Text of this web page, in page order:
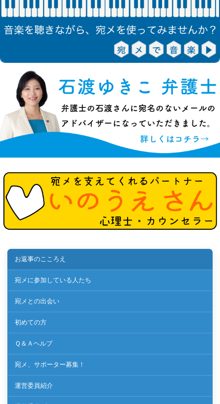
お返事のこころえ
宛メに参加している人たち
宛メとの出会い
初めての方
Ｑ＆Ａヘルプ
宛メ、サポーター募集！
運営委員紹介